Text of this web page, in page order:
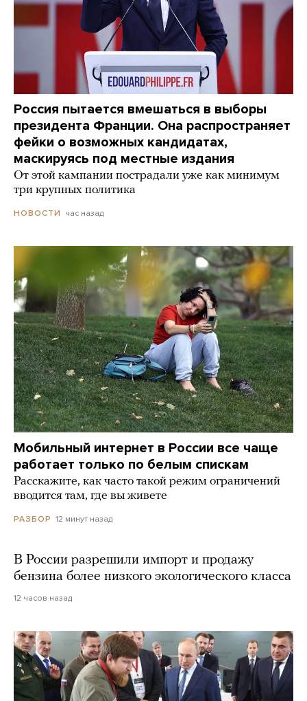
Россия пытается вмешаться в выборы
президента Франции. Она распространяет
фейки о возможных кандидатах,
маскируясь под местные издания
От этой кампании пострадали уже как минимум
три крупных политика
НОВОСТИ час назад
Мобильный интернет в России все чаще
работает только по белым спискам
Расскажите, как часто такой режим ограничений
вводится там, где вы живете
РАЗБОР 12 минут назад
В России разрешили импорт и продажу
бензина более низкого экологического класса
12 часов назад